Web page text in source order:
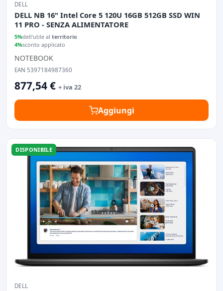
DELL
DELL NB 16" Intel Core 5 120U 16GB 512GB SSD WIN
11 PRO - SENZA ALIMENTATORE
5%dell'utile al territorio
4%sconto applicato
NOTEBOOK
EAN 5397184987360
877,54 € + iva 22
Aggiungi
DISPONIBILE
DELL